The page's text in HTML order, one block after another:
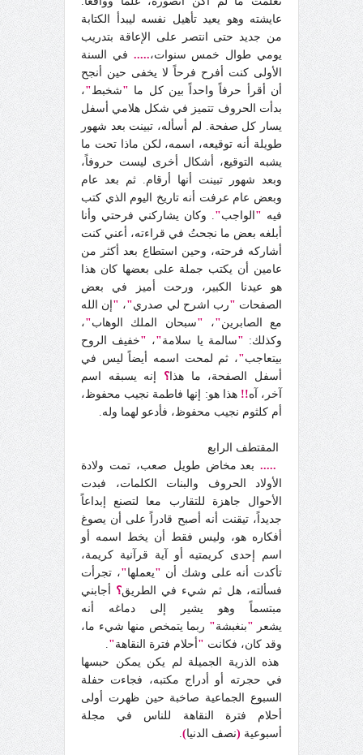
عايشته وهو يعيد تأهيل نفسه ليبدأ الكتابة
من جديد حتى انتصر‏ ‏على ‏الإعاقة‏ ‏بتدريب‏
‏يومي ‏طوال‏ ‏خمس‏ سنوات‏،..... في ‏السنة‏
‏الأولى ‏كنت‏ ‏أفرح‏ ‏فرحاً‏ ‏لا‏ ‏يخفى ‏حين‏ ‏أنجح‏
‏أن‏ ‏أقرأ‏ ‏حرفاً‏ ‏واحداً‏ ‏بين‏ ‏كل‏ ‏ما‏ "‏شخبط‏"،
‏بدأت‏ ‏الحروف‏ ‏تتميز‏ ‏في ‏شكل‏ ‏هلامي ‏أسفل‏
‏يسار‏ ‏كل‏ ‏صفحة‏. ‏لم‏ ‏أسأله‏، ‏تبينت‏ ‏بعد‏ ‏شهور‏
‏طويلة‏ ‏أنه‏ ‏توقيعه‏، ‏اسمه‏، ‏لكن‏ ‏ماذا‏ ‏تحت‏ ‏ما‏
‏يشبه‏ ‏التوقيع‏، ‏أشكال‏ ‏أخرى ‏ليست‏ ‏حروفاً‏،
‏وبعد‏ ‏شهور‏ ‏تبينت‏ ‏أنها‏ ‏أرقام. ‏ثم‏ ‏بعد‏ ‏عام‏
‏وبعض‏ ‏عام‏ ‏عرفت‏ ‏أنه‏ تاريخ اليوم الذي كتب
فيه " الواجب"‏. ‏وكان‏ ‏يشاركني ‏فرحتي ‏وأنا‏
‏أبلغه‏ ‏بعض‏ ‏ما‏ ‏نجحتُ‏ ‏في ‏قراءته‏، ‏أعني ‏كنت‏
‏أشاركه‏ ‏فرحته‏، ‏وحين‏ ‏استطاع‏ ‏بعد‏ ‏أكثر‏ ‏من‏
‏عامين‏ ‏أن‏ ‏يكتب‏ ‏جملة‏ ‏على ‏بعضها‏ ‏كان‏ ‏هذا‏
‏هو‏ ‏عيدنا‏ ‏الكبير‏، ‏ورحت‏ ‏أميز‏ ‏في ‏بعض‏
‏الصفحات‏ "‏رب‏ ‏اشرح‏ ‏لي ‏صدري‏"، " إن الله
مع الصابرين"، "سبحان الملك الوهاب"،
وكذلك: "سالمة يا سلامة"، "خفيف الروح
بيتعاجب"، ثم لمحت اسمه أيضاً ليس في
أسفل الصفحة، ما هذا ؟ إنه يسبقه اسم
آخر، آه!! هذا هو: إنها فاطمة نجيب محفوظ،
أم كلثوم نجيب محفوظ، فأدعو لهما وله.
المقتطف الرابع
..... بعد مخاض طويل صعب، تمت ولادة
الأولاد الحروف والبنات الكلمات، فبدت
الأحوال جاهزة للتقارب معا لتصنع إبداعاً
جديداً، تيقنت أنه أصبح قادراً على أن يصوغ
أفكاره هو، وليس فقط أن يخط اسمه أو
اسم إحدى كريمتيه أو آية قرآنية كريمة،
‏تأكدت أنه على وشك أن "يعملها"، تجرأت
فسألته،‏ ‏هل‏ ‏ثم‏ ‏شيء ‏في ‏الطريق‏؟ ‏ ‏أجابني
‏مبتسماً‏ ‏وهو‏ ‏يشير‏ ‏إلى ‏دماغه‏ ‏أنه‏
‏يشعر‏ "‏بنغبشة‏" ‏ربما‏ ‏يتمخص‏ ‏منها‏ ‏شيء ‏ما‏،
‏وقد‏ ‏كان‏، فكانت " أحلام فترة النقاهة"
.
هذه الذرية الجميلة لم يكن يمكن حبسها
في حجرته أو أدراج مكتبه، فجاءت حفلة
السبوع الجماعية صاخبة حين ظهرت أولى
أحلام فترة النقاهة للناس في مجلة
أسبوعية (نصف الدنيا)
.